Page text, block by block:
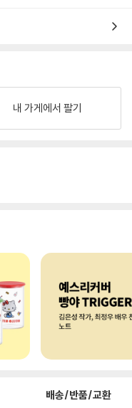
내 가게에서 팔기
배송/반품/교환